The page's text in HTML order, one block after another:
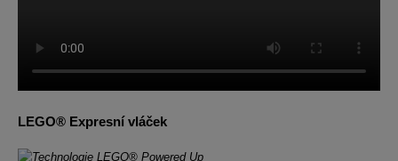
LEGO® Expresní vláček